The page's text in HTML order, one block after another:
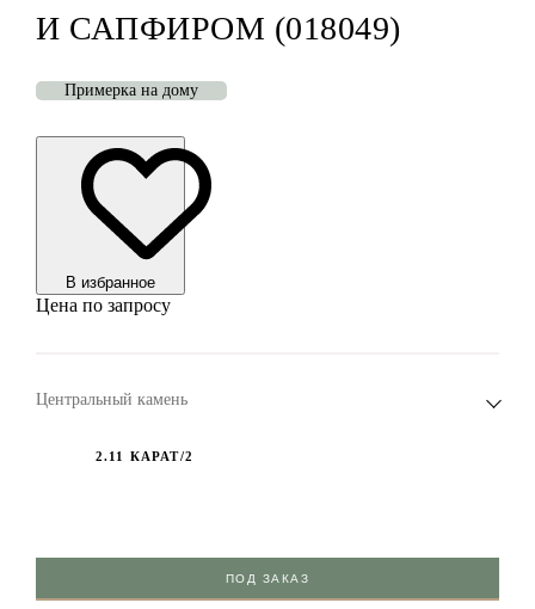
И САПФИРОМ (018049)
Примерка на дому
В избранноe
Цена по запросу
Центральный камень
2.11 КАРАТ/2
ПОД ЗАКАЗ